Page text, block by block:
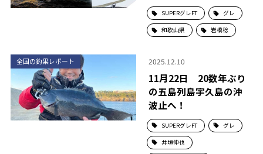
SUPERグレFT グレ
和歌山県 岩橋稔
全国の釣果レポート 2025.12.10
11月22日 20数年ぶり
の五島列島宇久島の沖
波止へ！
SUPERグレFT グレ
井垣伸也